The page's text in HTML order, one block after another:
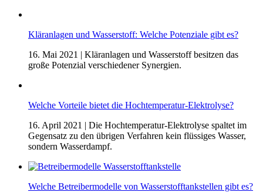
Kläranlagen und Wasserstoff: Welche Potenziale gibt es?
16. Mai 2021 | Kläranlagen und Wasserstoff besitzen das
große Potenzial verschiedener Synergien.
Welche Vorteile bietet die Hochtemperatur-Elektrolyse?
16. April 2021 | Die Hochtemperatur-Elektrolyse spaltet im
Gegensatz zu den übrigen Verfahren kein flüssiges Wasser,
sondern Wasserdampf.
Welche Betreibermodelle von Wasserstofftankstellen gibt es?